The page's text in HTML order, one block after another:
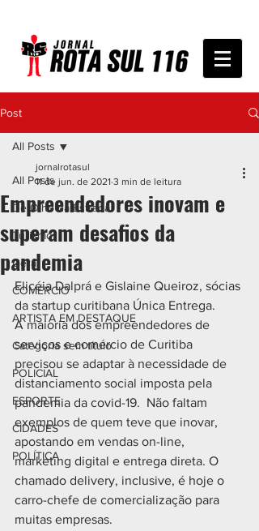
Post
All Posts
De Olho na Estrada
Turismo
Geral
COMÉRCIO
ARTISTA EM DESTAQUE
Categoria sem título
POLICIAL
ESPORTE
CIDADES
POLÍTICA
All Posts
Empreendedores inovam e
superam desafios da
pandemia
jornalrotasul
11 de jun. de 2021 3 min de leitura
Elicéia Dalprá e Gislaine Queiroz, sócias
da startup curitibana Única Entrega.
A maioria dos empreendedores de
serviços e comércio de Curitiba
precisou se adaptar à necessidade de
distanciamento social imposta pela
pandemia da covid-19.  Não faltam
exemplos de quem teve que inovar,
apostando em vendas on-line,
marketing digital e entrega direta. O
chamado delivery, inclusive, é hoje o
carro-chefe de comercialização para
muitas empresas.